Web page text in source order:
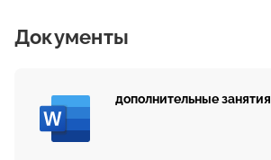
Документы
дополнительные занятия